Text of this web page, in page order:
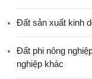
Đất sản xuất kinh
Đất phi nông
nghiệp khác